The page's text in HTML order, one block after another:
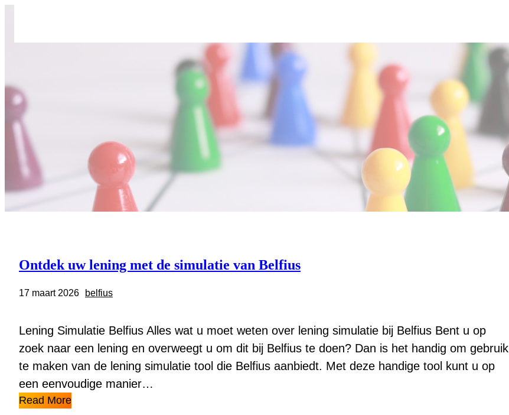
Ontdek uw lening met de simulatie van Belfius
17 maart 2026 belfius
Lening Simulatie Belfius Alles wat u moet weten over lening simulatie bij Belfius Bent u op
zoek naar een lening en overweegt u om dit bij Belfius te doen? Dan is het handig om gebruik
te maken van de lening simulatie tool die Belfius aanbiedt. Met deze handige tool kunt u op
een eenvoudige manier…
Read More